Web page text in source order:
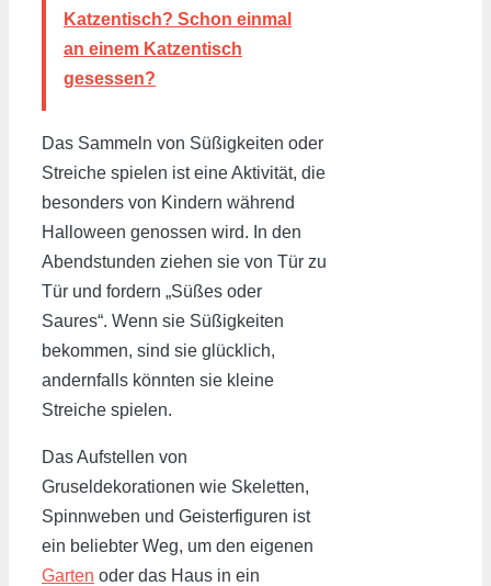
Katzentisch? Schon einmal
an einem Katzentisch
gesessen?
Das Sammeln von Süßigkeiten oder
Streiche spielen ist eine Aktivität, die
besonders von Kindern während
Halloween genossen wird. In den
Abendstunden ziehen sie von Tür zu
Tür und fordern „Süßes oder
Saures“. Wenn sie Süßigkeiten
bekommen, sind sie glücklich,
andernfalls könnten sie kleine
Streiche spielen.
Das Aufstellen von
Gruseldekorationen wie Skeletten,
Spinnweben und Geisterfiguren ist
ein beliebter Weg, um den eigenen
Garten oder das Haus in ein